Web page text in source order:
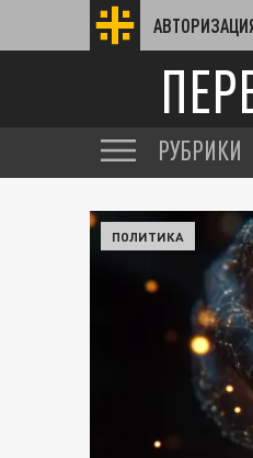
РУБРИКИ
ПОЛИТИКА